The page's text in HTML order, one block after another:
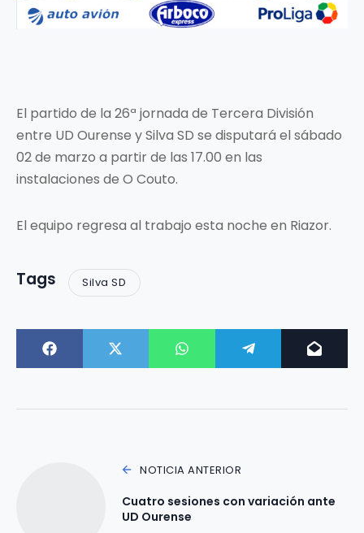
El partido de la 26ª jornada de Tercera División
entre UD Ourense y Silva SD se disputará el sábado
02 de marzo a partir de las 17.00 en las
instalaciones de O Couto.
El equipo regresa al trabajo esta noche en Riazor.
Tags Silva SD
NOTICIA ANTERIOR
Cuatro sesiones con variación ante
UD Ourense